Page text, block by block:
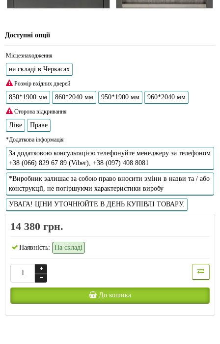
Доступні опції
Місцезнаходження
на складі в Черкасах
Розмір вхідних дверей
850*1900 мм 860*2040 мм 950*1900 мм 960*2040 мм
Сторона відкривання
Ліве Праве
*Додаткова інформація
За додатковою консультацією телефонуйте менеджеру за телефоном
+38 (066) 829 67 89 (Viber), +38 (097) 408 8081
*Виробник залишає за собою право вносити зміни в назви та / або
конструкції, не погіршуючи характеристики виробу
УВАГА! ЦІНИ УТОЧНЮЙТЕ В ДЕНЬ КУПІВЛІ ТОВАРУ.
14 380 грн.
Наявність: На складі
До кошика